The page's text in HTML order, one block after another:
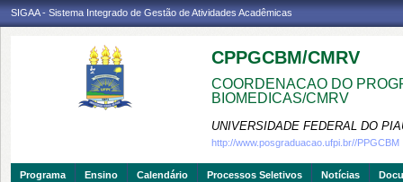
SIGAA - Sistema Integrado de Gestão de Atividades Acadêmicas
CPPGCBM/CMRV
COORDENACAO DO
BIOMEDICAS/CMRV
UNIVERSIDADE FEDERAL DO
http://www.posgraduacao.ufpi.br//PPGCBM
Programa Ensino Calendário Processos Seletivos Notícias